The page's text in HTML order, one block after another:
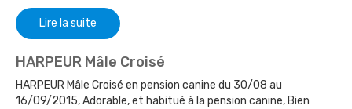
Lire la suite
HARPEUR Mâle Croisé
HARPEUR Mâle Croisé en pension canine du 30/08 au
16/09/2015, Adorable, et habitué à la pension canine, Bien